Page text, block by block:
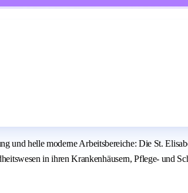
und helle moderne Arbeitsbereiche: Die St.
in ihren Krankenhäusern, Pflege- und